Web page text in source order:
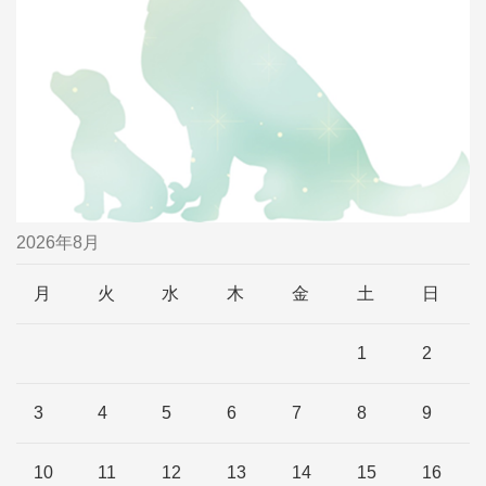
2026年8月
月 火 水 木 金 土 日
1 2
3 4 5 6 7 8 9
10 11 12 13 14 15 16